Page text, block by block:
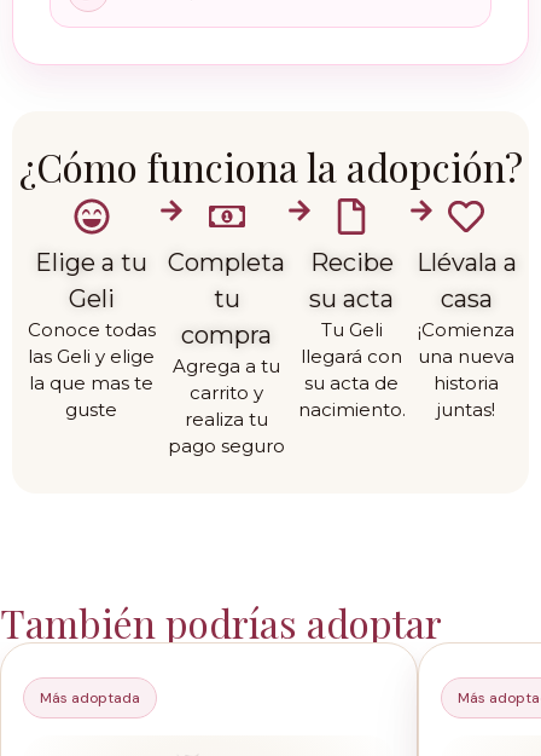
¿Cómo funciona la adopción?
Elige a tu
Geli
Conoce todas
las Geli y elige
la que mas te
guste
Completa
tu
compra
Agrega a tu
carrito y
realiza tu
pago seguro
Recibe
su acta
Tu Geli
llegará con
su acta de
nacimiento.
Llévala a
casa
¡Comienza
una nueva
historia
juntas!
También podrías adoptar
Más adoptada Más